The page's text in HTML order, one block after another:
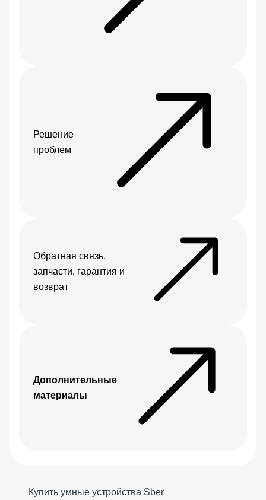
Решение
проблем
Обратная связь,
запчасти, гарантия и
возврат
Дополнительные
материалы
Купить умные устройства Sber